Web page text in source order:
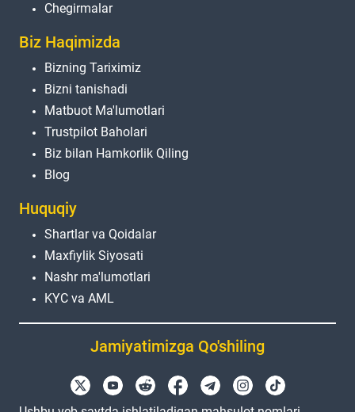
Chegirmalar
Biz Haqimizda
Bizning Tariximiz
Bizni tanishadi
Matbuot Ma'lumotlari
Trustpilot Baholari
Biz bilan Hamkorlik Qiling
Blog
Huquqiy
Shartlar va Qoidalar
Maxfiylik Siyosati
Nashr ma'lumotlari
KYC va AML
Jamiyatimizga Qo'shiling